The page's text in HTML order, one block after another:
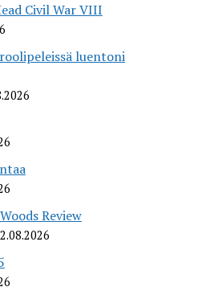
Civil War VIII
luentoni
Review